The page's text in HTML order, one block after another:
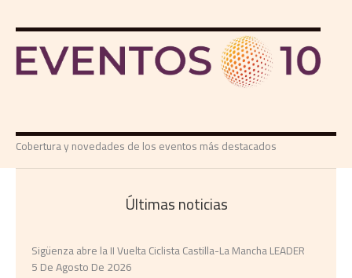
Cobertura y novedades de los eventos más destacados
Últimas noticias
Sigüenza abre la II Vuelta Ciclista Castilla-La Mancha LEADER
5 De Agosto De 2026